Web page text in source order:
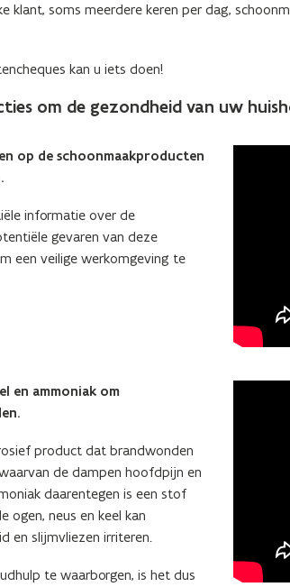
klant, soms meerdere keren per dag,
kan u iets doen!
om de gezondheid van uw
op de schoonmaakproducten
informatie over de
gevaren van deze
een veilige werkomgeving te
en ammoniak om
product dat brandwonden
de dampen hoofdpijn en
daarentegen is een stof
ogen, neus en keel kan
en slijmvliezen irriteren.
te waarborgen, is het dus